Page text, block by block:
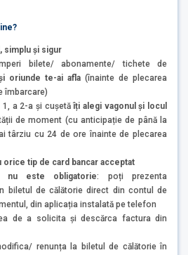
simplu și sigur
bilete/ abonamente/ tichete de
oriunde te-ai afla (înainte de plecarea
îmbarcare)
1, a 2-a și cușetăîți alegi vagonul și locul
de moment (cu anticipație de până la
târziu cu 24 de ore înainte de plecarea
orice tip de card bancar acceptat
nu este obligatorie: poți prezenta
biletul de călătorie direct din contul de
din aplicația instalată pe telefon
de a solicita și descărca factura din
renunța la biletul de călătorie în